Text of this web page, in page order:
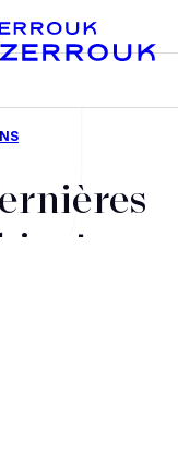
et nos
après